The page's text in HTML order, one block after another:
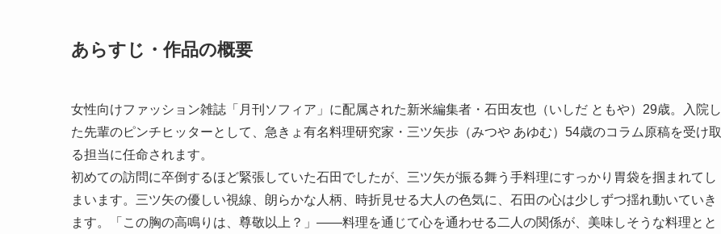
あらすじ・作品の概要
女性向けファッション雑誌「月刊ソフィア」に配属された新米編集者・石田友也（いしだ ともや）29歳。入院し
た先輩のピンチヒッターとして、急きょ有名料理研究家・三ツ矢歩（みつや あゆむ）54歳のコラム原稿を受け取
る担当に任命されます。
初めての訪問に卒倒するほど緊張していた石田でしたが、三ツ矢が振る舞う手料理にすっかり胃袋を掴まれてし
まいます。三ツ矢の優しい視線、朗らかな人柄、時折見せる大人の色気に、石田の心は少しずつ揺れ動いていき
ます。「この胸の高鳴りは、尊敬以上？」――料理を通じて心を通わせる二人の関係が、美味しそうな料理とと